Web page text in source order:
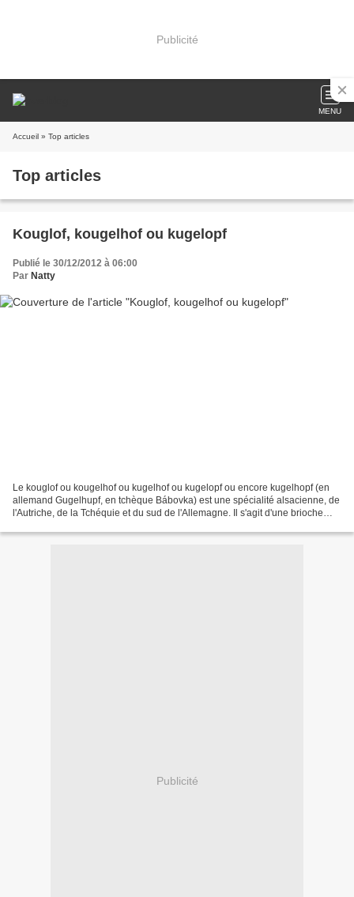
Publicité
MENU
Accueil » Top articles
Top articles
Kouglof, kougelhof ou kugelopf
Publié le 30/12/2012 à 06:00
Par Natty
Le kouglof ou kougelhof ou kugelhof ou kugelopf ou encore kugelhopf (en
allemand Gugelhupf, en tchèque Bábovka) est une spécialité alsacienne, de
l'Autriche, de la Tchéquie et du sud de l'Allemagne. Il s'agit d'une brioche
Publicité